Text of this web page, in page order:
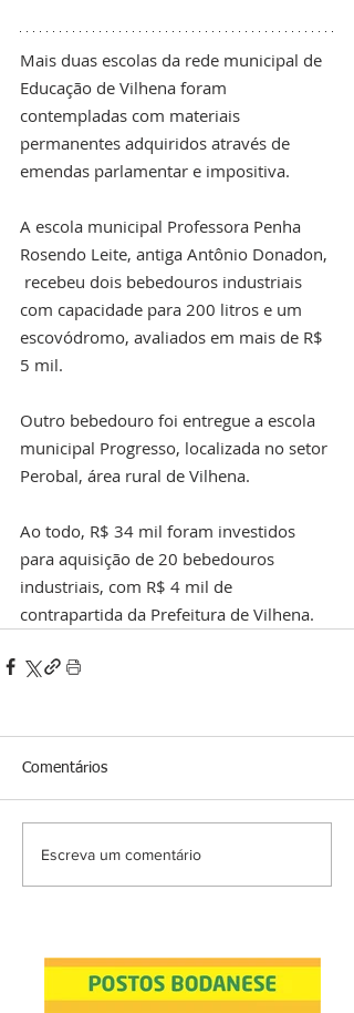
Mais duas escolas da rede municipal de
Educação de Vilhena foram
contempladas com materiais
permanentes adquiridos através de
emendas parlamentar e impositiva.
A escola municipal Professora Penha
Rosendo Leite, antiga Antônio Donadon,
recebeu dois bebedouros industriais
com capacidade para 200 litros e um
escovódromo, avaliados em mais de R$
5 mil.
Outro bebedouro foi entregue a escola
municipal Progresso, localizada no setor
Perobal, área rural de Vilhena.
Ao todo, R$ 34 mil foram investidos
para aquisição de 20 bebedouros
industriais, com R$ 4 mil de
contrapartida da Prefeitura de Vilhena.
Comentários
Escreva um comentário